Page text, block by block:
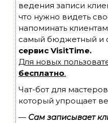
ведения записи
что нужно видеть
напоминать
самый бюджетный и
сервис VisitTime.
Для новых
бесплатно.
Чат-бот для
который упрощает
— Сам записывает